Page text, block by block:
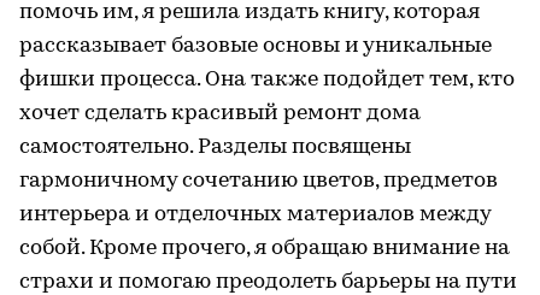
помочь им, я решила издать книгу, которая
рассказывает базовые основы и уникальные
фишки процесса. Она также подойдет тем, кто
хочет сделать красивый ремонт дома
самостоятельно. Разделы посвящены
гармоничному сочетанию цветов, предметов
интерьера и отделочных материалов между
собой. Кроме прочего, я обращаю внимание на
страхи и помогаю преодолеть барьеры на пути